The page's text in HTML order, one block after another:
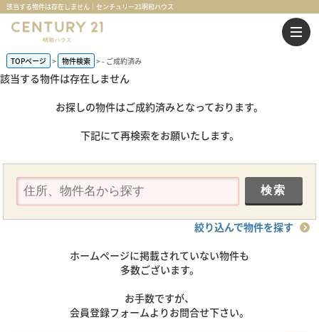
該当する物件は存在しません｜センチュリー21明和ハウス
TOPページ 物件検索 - ご成約済み
該当する物件は存在しません
お探しの物件はご成約済みとなっております。
下記にて再検索をお願いたします。
絞り込んで物件を探す
ホームページに掲載されていない物件も
多数ございます。
お手数ですが、
会員登録フォームよりお問合せ下さい。